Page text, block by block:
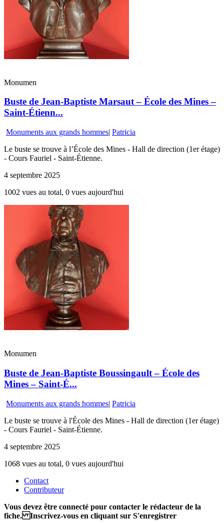
Monumen
Buste de Jean-Baptiste Marsaut – École des Mines –
Saint-Étienn...
Monuments aux grands hommes| Patricia
Le buste se trouve à l’École des Mines - Hall de direction (1er étage)
- Cours Fauriel - Saint-Étienne.
4 septembre 2025
1002 vues au total, 0 vues aujourd'hui
Monumen
Buste de Jean-Baptiste Boussingault – École des
Mines – Saint-É...
Monuments aux grands hommes| Patricia
Le buste se trouve à l'École des Mines - Hall de direction (1er étage)
- Cours Fauriel - Saint-Étienne.
4 septembre 2025
1068 vues au total, 0 vues aujourd'hui
Contact
Contributeur
Vous devez être connecté pour contacter le rédacteur de la
fiche. Inscrivez-vous en cliquant sur S'enregistrer